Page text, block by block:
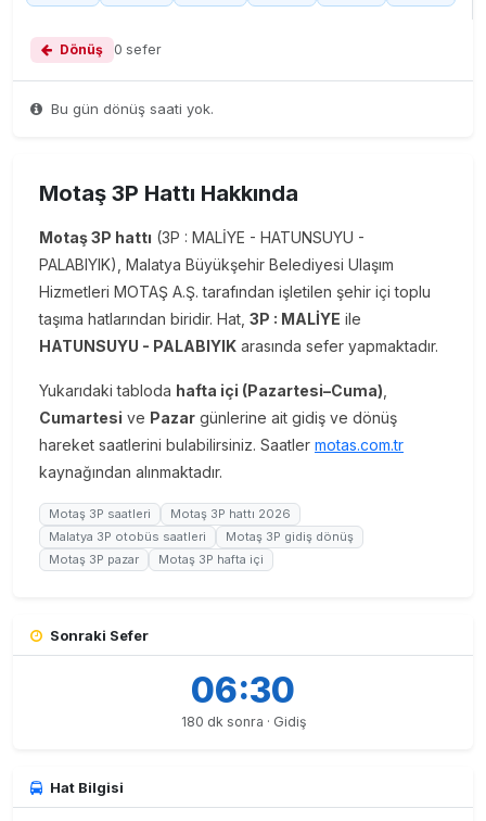
Dönüş 0 sefer
Bu gün dönüş saati yok.
Motaş 3P Hattı Hakkında
Motaş 3P hattı (3P : MALİYE - HATUNSUYU -
PALABIYIK), Malatya Büyükşehir Belediyesi Ulaşım
Hizmetleri MOTAŞ A.Ş. tarafından işletilen şehir içi toplu
taşıma hatlarından biridir. Hat, 3P : MALİYE ile
HATUNSUYU - PALABIYIK arasında sefer yapmaktadır.
Yukarıdaki tabloda hafta içi (Pazartesi–Cuma)
Cumartesi ve Pazar günlerine ait gidiş ve dönüş
hareket saatlerini bulabilirsiniz. Saatler motas.com.tr
kaynağından alınmaktadır.
Motaş 3P saatleri
Motaş 3P hattı 2026
Malatya 3P otobüs saatleri
Motaş 3P gidiş dönüş
Motaş 3P pazar
Motaş 3P hafta içi
Sonraki Sefer
06:30
180 dk sonra · Gidiş
Hat Bilgisi